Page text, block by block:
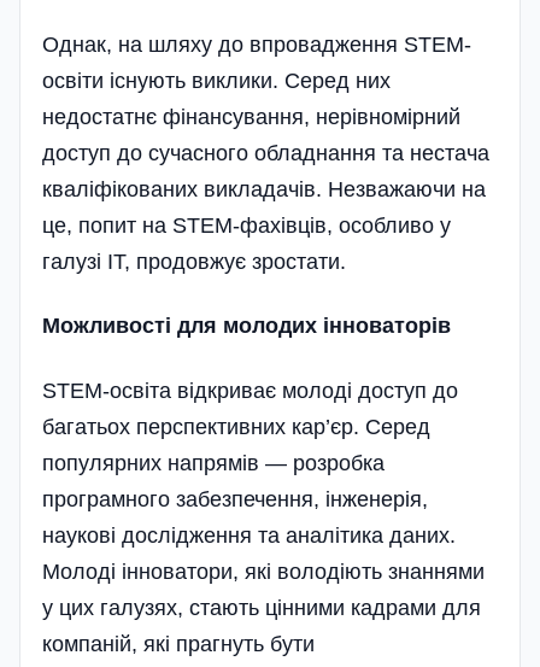
Однак, на шляху до впровадження STEM-
освіти існують виклики. Серед них
недостатнє фінансування, нерівномірний
доступ до сучасного обладнання та нестача
кваліфікованих викладачів. Незважаючи на
це, попит на STEM-фахівців, особливо у
галузі IT, продовжує зростати.
Можливості для молодих інноваторів
STEM-освіта відкриває молоді доступ до
багатьох перспективних кар’єр. Серед
популярних напрямів — розробка
програмного забезпечення, інженерія,
наукові дослідження та аналітика даних.
Молоді інноватори, які володіють знаннями
у цих галузях, стають цінними кадрами для
компаній, які прагнуть бути